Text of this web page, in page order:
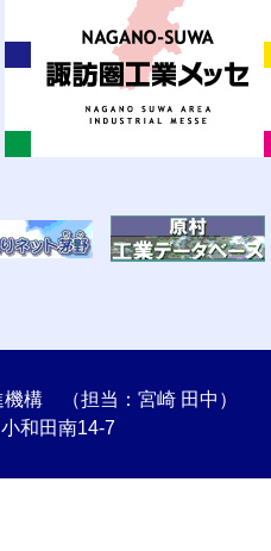
構 （担当：宮崎 田中）
和田南14-7